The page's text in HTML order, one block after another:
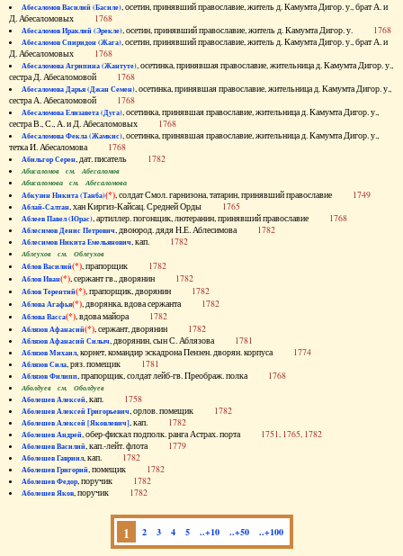
Абесаломов Василий (Басиле), осетин, принявший православие, житель д. Камумта Дигор. у., брат А. и
Д. Абесаломовых 1768
Абесаломов Ираклий (Эрекле), осетин, принявший православие, житель д. Камумта Дигор. у. 1768
Абесаломов Спиридон (Жага), осетин, принявший православие, житель д. Камумта Дигор. у., брат А. и
Д. Абесаломовых 1768
Абесаломова Агрипина (Жантуте), осетинка, принявшая православие, жительница д. Камумта Дигор. у.,
сестра Д. Абесаломовой 1768
Абесаломова Дарья (Джан Семен), осетинка, принявшая православие, жительница д. Камумта Дигор. у.,
сестра А. Абесаломовой 1768
Абесаломова Елизавета (Дуга), осетинка, принявшая православие, жительница д. Камумта Дигор. у.,
сестра В., С., А. и Д. Абесаломовых 1768
Абесаломова Фекла (Жамкис), осетинка, принявшая православие, жительница д. Камумта Дигор. у.,
тетка И. Абесаломова 1768
Абильгор Серен, дат. писатель 1782
Абисаломов см. Абесаломов
Абисаломова см. Абесаломова
Абкузин Никита (Танба)(*), солдат Смол. гарнизона, татарин, принявший православие 1749
Аблай-Салтан, хан Киргиз-Кайсац. Средней Орды 1765
Аблеев Павел (Юрас), артиллер. погонщик, лютеранин, принявший православие 1768
Аблесимов Денис Петрович, двоюрод. дядя Н.Е. Аблесимова 1782
Аблесимов Никита Емельянович, кап. 1782
Аблеухов см. Облеухов
Аблов Василий(*), прапорщик 1782
Аблов Иван(*), сержант гв., дворянин 1782
Аблов Терентий(*), прапорщик, дворянин 1782
Аблова Агафья(*), дворянка, вдова сержанта 1782
Аблова Васса(*), вдова майора 1782
Аблязов Афанасий(*), сержант, дворянин 1782
Аблязов Афанасий Силыч, дворянин, сын С. Аблязова 1781
Аблязов Михаил, корнет, командир эскадрона Пензен. дворян. корпуса 1774
Аблязов Сила, ряз. помещик 1781
Аблязов Филипп, прапорщик, солдат лейб-гв. Преображ. полка 1768
Аболдуев см. Оболдуев
Аболешев Алексей, кап. 1758
Аболешев Алексей Григорьевич, орлов. помещик 1782
Аболешев Алексей [Яковлевич], кап. 1782
Аболешев Андрей, обер-фискал подполк. ранга Астрах. порта 1751, 1765, 1782
Аболешев Василий, кап.-лейт. флота 1779
Аболешев Гавриил, кап. 1782
Аболешев Григорий, помещик 1782
Аболешев Федор, поручик 1782
Аболешев Яков, поручик 1782
1 2 3 4 5 ..+10 ..+50 ..+100